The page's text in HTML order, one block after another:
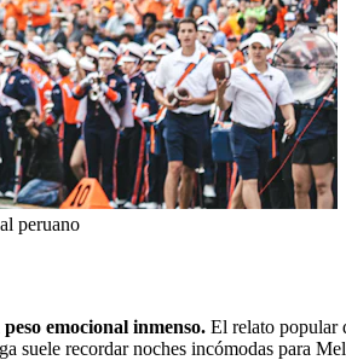
peruano
emocional inmenso. El relato popular
suele recordar noches incómodas para